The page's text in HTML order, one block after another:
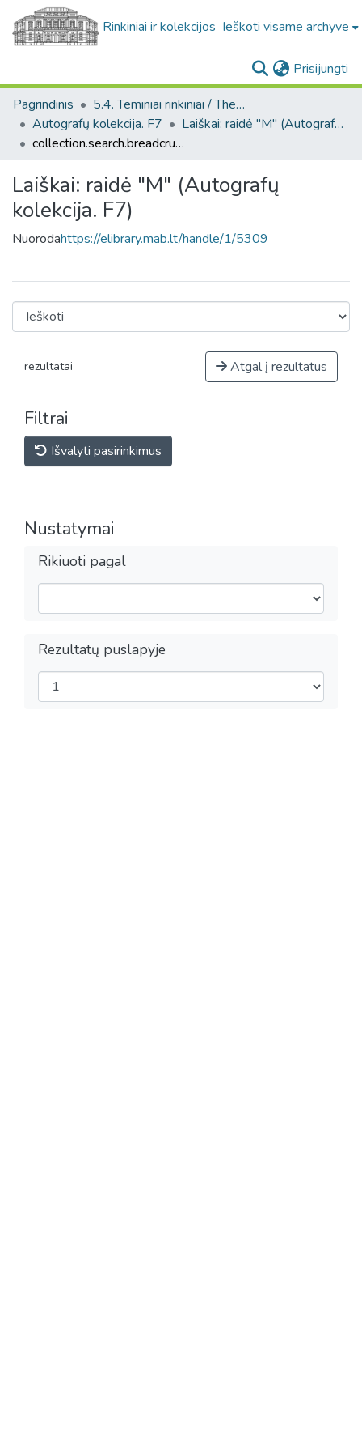
Rinkiniai ir kolekcijos Ieškoti visame archyve
Prisijungti
Pagrindinis
5.4. Teminiai rinkiniai / Thematic collections
Autografų kolekcija. F7
Laiškai: raidė "M" (Autografų kolekcija. F7)
collection.search.breadcrumbs
Laiškai: raidė "M" (Autografų
kolekcija. F7)
Nuorodahttps://elibrary.mab.lt/handle/1/5309
rezultatai Atgal į rezultatus
Filtrai
Išvalyti pasirinkimus
Nustatymai
Rikiuoti pagal
Rezultatų puslapyje